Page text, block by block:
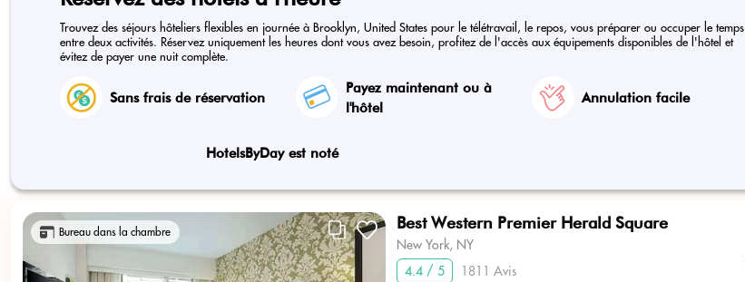
Trouvez des séjours hôteliers flexibles en journée à Brooklyn, United States pour le télétravail, le repos, vous préparer ou occuper le temps
entre deux activités. Réservez uniquement les heures dont vous avez besoin, profitez de l'accès aux équipements disponibles de l'hôtel et
évitez de payer une nuit complète.
Sans frais de réservation
Payez maintenant ou à
l'hôtel
Annulation facile
HotelsByDay est noté
Bureau dans la chambre Best Western Premier Herald Square
New York, NY
4.4 / 5
1811 Avis